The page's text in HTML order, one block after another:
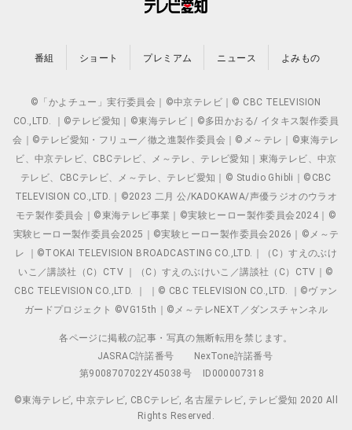
番組 ショート プレミアム ニュース よみもの
©「かよチュー」実行委員会｜©中京テレビ｜© CBC TELEVISION
CO.,LTD. ｜©テレビ愛知｜©東海テレビ｜©多田かおる/ イタキス製作委員
会｜©テレビ愛知・フリュー／徹之進製作委員会｜©メ～テレ｜©東海テレ
ビ、中京テレビ、CBCテレビ、メ～テレ、テレビ愛知｜東海テレビ、中京
テレビ、CBCテレビ、メ～テレ、テレビ愛知｜© Studio Ghibli｜©CBC
TELEVISION CO.,LTD.｜©2023 二月 公/KADOKAWA/声優ラジオのウラオ
モテ製作委員会｜©東海テレビ事業｜©実験ヒーロー製作委員会2024｜©
実験ヒーロー製作委員会2025｜©実験ヒーロー製作委員会2026｜©メ～テ
レ ｜©TOKAI TELEVISION BROADCASTING CO.,LTD.｜（C）すえのぶけ
いこ／講談社（C）CTV ｜（C）すえのぶけいこ／講談社（C）CTV｜©
CBC TELEVISION CO.,LTD. ｜ ｜© CBC TELEVISION CO.,LTD. ｜©ヴァン
ガードプロジェクト ©VG15th｜©メ～テレNEXT／ダンスチャンネル
各ページに掲載の記事・写真の無断転用を禁じます。
JASRAC許諾番号
NexTone許諾番号
第9008707022Y45038号
ID000007318
©東海テレビ, 中京テレビ, CBCテレビ, 名古屋テレビ, テレビ愛知 2020 All
Rights Reserved.